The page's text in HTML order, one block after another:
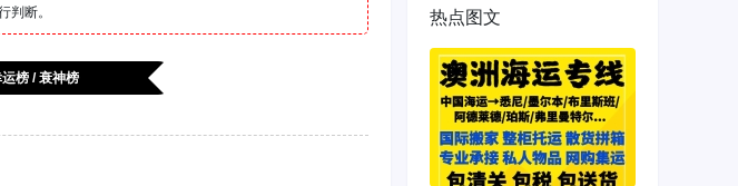
判断。
榜 / 衰神榜
热点图文